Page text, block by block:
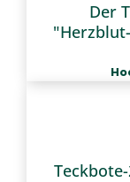
Der